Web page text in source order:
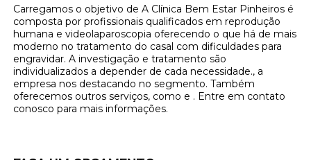
Carregamos o objetivo de A Clínica Bem Estar Pinheiros é
composta por profissionais qualificados em reprodução
humana e videolaparoscopia oferecendo o que há de mais
moderno no tratamento do casal com dificuldades para
engravidar. A investigação e tratamento são
individualizados a depender de cada necessidade., a
empresa nos destacando no segmento. Também
oferecemos outros serviços, como e . Entre em contato
conosco para mais informações.